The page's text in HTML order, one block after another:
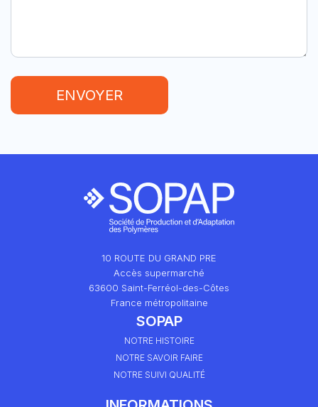
ENVOYER
10 ROUTE DU GRAND PRE
Accès supermarché
63600 Saint-Ferréol-des-Côtes
France métropolitaine
SOPAP
NOTRE HISTOIRE
NOTRE SAVOIR FAIRE
NOTRE SUIVI QUALITÉ